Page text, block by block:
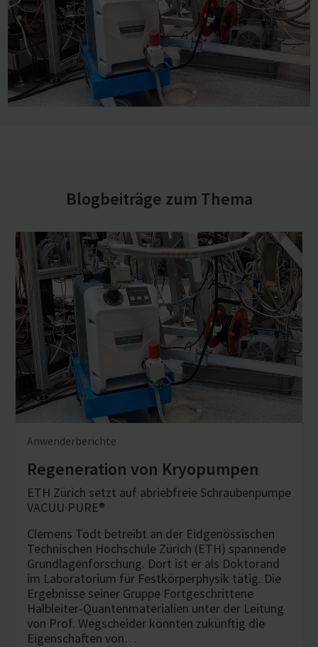
Kriterien. Sie eignet sich daher perfekt als
Vorvakuumpumpe und für die Regeneration der
Kryopumpe. VACUU·PURE ist speziell für Prozesse im
Vakuumbereich bis 10-3mbar entwickelt, kann aber auch
über längere Zeit bei höheren Drücken betrieben werden.
Das Evakuieren auch größerer Anlagen von
Blogbeiträge zum Thema
Anwenderberichte
Regeneration von Kryopumpen
ETH Zürich setzt auf abriebfreie Schraubenpumpe
VACUU·PURE®
Clemens Todt betreibt an der Eidgenössischen
Technischen Hochschule Zürich (ETH) spannende
Grundlagenforschung. Dort ist er als Doktorand
im Laboratorium für Festkörperphysik tätig. Die
Ergebnisse seiner Gruppe Fortgeschrittene
Halbleiter-Quantenmaterialien unter der Leitung
von Prof. Wegscheider könnten zukünftig die
Eigenschaften von…